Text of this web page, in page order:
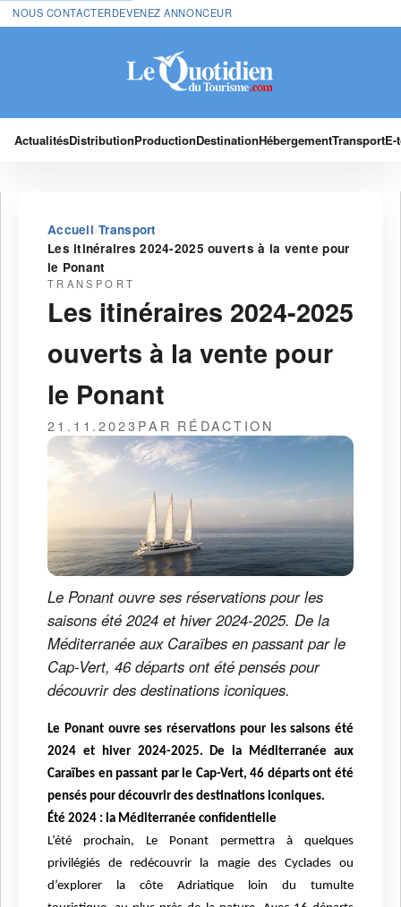
NOUS CONTACTERDEVENEZ ANNONCEUR
ActualitésDistributionProductionDestinationHébergementTransport
Accueil›Transport ›
Les itinéraires 2024-2025 ouverts à la vente pour
le Ponant
TRANSPORT
Les itinéraires 2024-2025
ouverts à la vente pour
le Ponant
21.11.2023PAR RÉDACTION
Le Ponant ouvre ses réservations pour les
saisons été 2024 et hiver 2024-2025. De la
Méditerranée aux Caraïbes en passant par le
Cap-Vert, 46 départs ont été pensés pour
découvrir des destinations iconiques.
Le Ponant ouvre ses réservations pour les saisons été
2024 et hiver 2024-2025. De la Méditerranée aux
Caraïbes en passant par le Cap-Vert, 46 départs ont été
pensés pour découvrir des destinations iconiques.
Été 2024 : la Méditerranée confidentielle
L’été prochain, Le Ponant permettra à quelques
privilégiés de redécouvrir la magie des Cyclades ou
d’explorer la côte Adriatique loin du tumulte